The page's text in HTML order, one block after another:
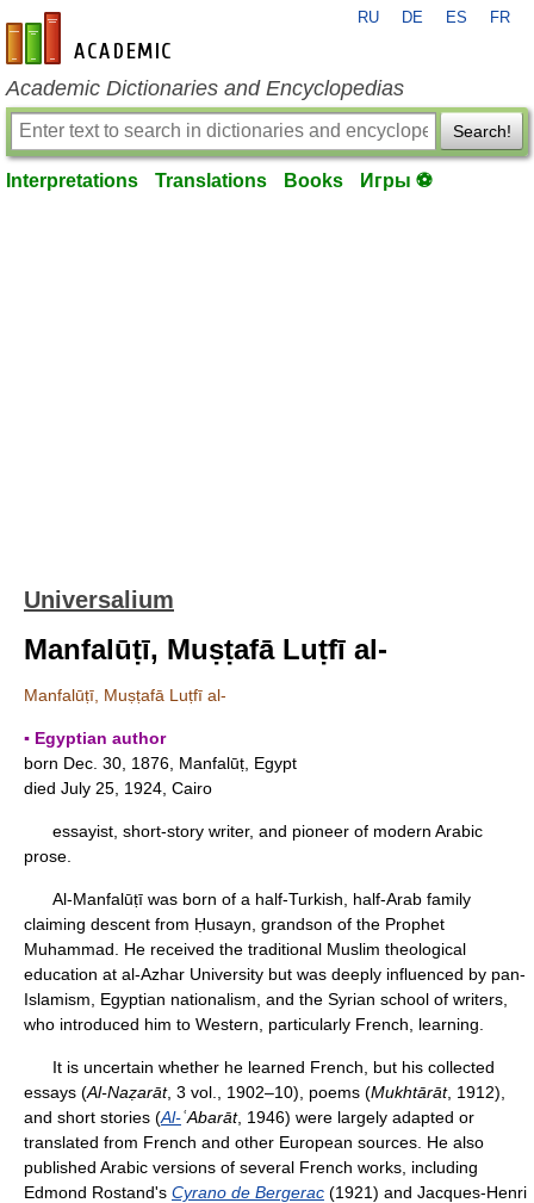
en-academic.com
RU DE ES FR
Academic Dictionaries and Encyclopedias
Search!
Interpretations Translations Books Игры ⚽
Universalium
Manfalūṭī, Muṣṭafā Luṭfī al-
Manfalūṭī, Muṣṭafā Luṭfī al-
▪ Egyptian author
born Dec. 30, 1876, Manfalūṭ, Egypt
died July 25, 1924, Cairo
essayist, short-story writer, and pioneer of modern Arabic
prose.
Al-Manfalūṭī was born of a half-Turkish, half-Arab family
claiming descent from Ḥusayn, grandson of the Prophet
Muhammad. He received the traditional Muslim theological
education at al-Azhar University but was deeply influenced by pan-
Islamism, Egyptian nationalism, and the Syrian school of writers,
who introduced him to Western, particularly French, learning.
It is uncertain whether he learned French, but his collected
essays (Al-Naẓarāt, 3 vol., 1902–10), poems (Mukhtārāt, 1912),
and short stories (Al-ʿAbarāt, 1946) were largely adapted or
translated from French and other European sources. He also
published Arabic versions of several French works, including
Edmond Rostand's Cyrano de Bergerac (1921) and Jacques-Henri